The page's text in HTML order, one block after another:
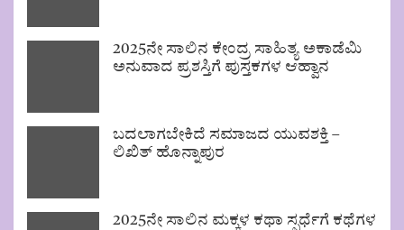
2025ನೇ ಸಾಲಿನ ಕೇಂದ್ರ ಸಾಹಿತ್ಯ ಅಕಾಡೆಮಿ
ಅನುವಾದ ಪ್ರಶಸ್ತಿಗೆ ಪುಸ್ತಕಗಳ ಆಹ್ವಾನ
ಬದಲಾಗಬೇಕಿದೆ ಸಮಾಜದ ಯುವಶಕ್ತಿ –
ಲಿಖಿತ್ ಹೊನ್ನಾಪುರ
2025ನೇ ಸಾಲಿನ ಮಕ್ಕಳ ಕಥಾ ಸ್ಪರ್ಧೆಗೆ ಕಥೆಗಳ